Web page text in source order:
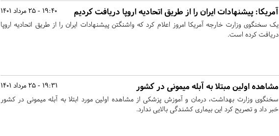
19:40 - 25 مرداد 1401 آمریکا: پیشنهادات ایران را از طریق اتحادیه اروپا دریافت کردیم
یک سخنگوی وزارت خارجه آمریکا امروز اعلام کرد که واشنگتن پیشنهادات ایران را از طریق اتحادیه اروپا
دریافت کرده است.
19:31 - 25 مرداد 1401 مشاهده اولین مبتلا به آبله میمونی در کشور
سخنگوی وزارت بهداشت، درمان و آموزش پزشکی از مشاهده اولین مورد ابتلا به آبله میمونی در کشور
خبر داد و تصریح کرد این بیماری کشندگی بالایی ندارد.